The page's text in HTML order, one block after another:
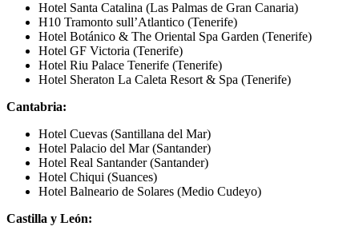
Hotel Santa Catalina (Las Palmas de Gran Canaria)
H10 Tramonto sull’Atlantico (Tenerife)
Hotel Botánico & The Oriental Spa Garden (Tenerife)
Hotel GF Victoria (Tenerife)
Hotel Riu Palace Tenerife (Tenerife)
Hotel Sheraton La Caleta Resort & Spa (Tenerife)
Cantabria:
Hotel Cuevas (Santillana del Mar)
Hotel Palacio del Mar (Santander)
Hotel Real Santander (Santander)
Hotel Chiqui (Suances)
Hotel Balneario de Solares (Medio Cudeyo)
Castilla y León: